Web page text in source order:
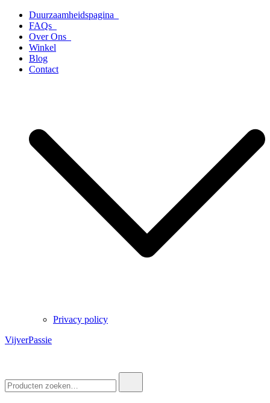
naar
inhoud
Duurzaamheidspagina
FAQs
Over Ons
Winkel
Blog
Contact
Privacy policy
VijverPassie
naar: